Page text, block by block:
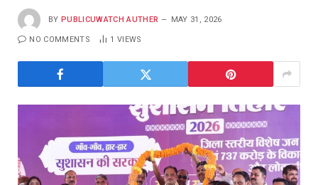
BY PUBLICUWATCH AUTHER MAY 31, 2026
NO COMMENTS 1 VIEWS